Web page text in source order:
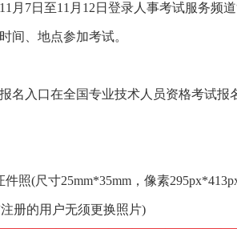
月7日至11月12日登录人事考试服务频
间、地点参加考试。
名入口在全国专业技术人员资格考试报
照(尺寸25mm*35mm，像素
册的用户无须更换照片)